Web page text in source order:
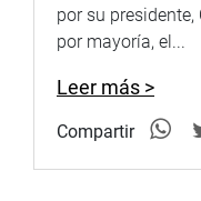
por su presidente,
por mayoría, el...
Leer más >
Compartir